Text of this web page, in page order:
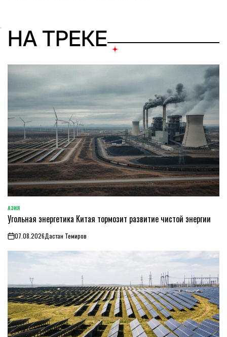
НА ТРЕКЕ
ОПУБЛИКОВАНО
В
АЗИЯ
Угольная энергетика Китая тормозит развитие чистой энергии
on07.08.2026Дастан Темиров